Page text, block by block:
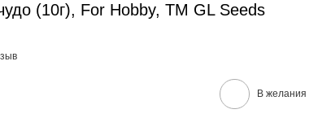
(10г), For Hobby, TM GL Seeds
В желания